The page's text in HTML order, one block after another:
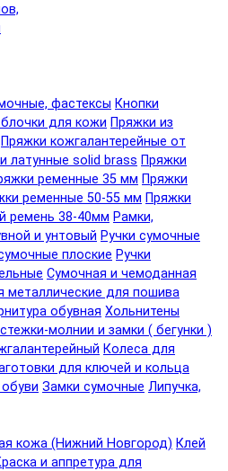
фастексы Кнопки
для кожи Пряжки из
Пряжки кожгалантерейные от
латунные solid brass Пряжки
ременные 35 мм Пряжки
ременные 50-55 мм Пряжки
ремень 38-40мм Рамки,
и унтовый Ручки сумочные
плоские Ручки
Сумочная и чемоданная
металлические для пошива
обувная Хольнитены
молнии и замки ( бегунки )
Колеса для
для ключей и кольца
Замки сумочные Липучка,
кожа (Нижний Новгород) Клей
и аппретура для